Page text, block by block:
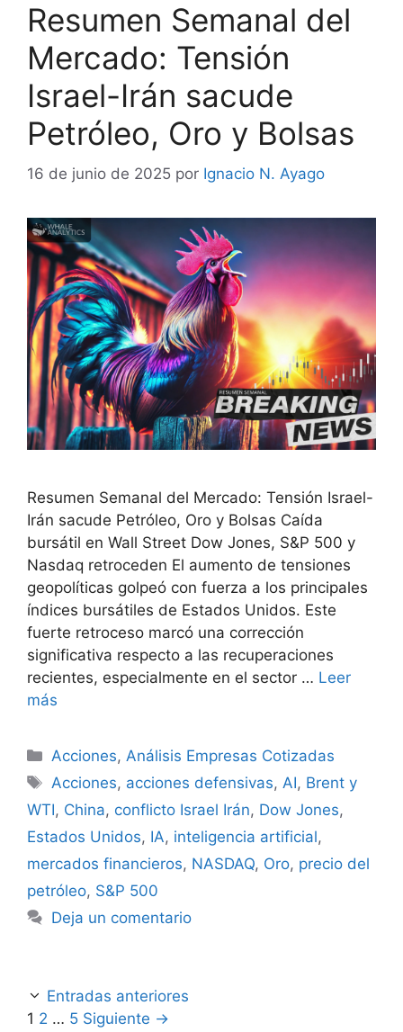
Resumen Semanal del
Mercado: Tensión
Israel-Irán sacude
Petróleo, Oro y Bolsas
16 de junio de 2025 por Ignacio N. Ayago
Resumen Semanal del Mercado: Tensión Israel-
Irán sacude Petróleo, Oro y Bolsas Caída
bursátil en Wall Street Dow Jones, S&P 500 y
Nasdaq retroceden El aumento de tensiones
geopolíticas golpeó con fuerza a los principales
índices bursátiles de Estados Unidos. Este
fuerte retroceso marcó una corrección
significativa respecto a las recuperaciones
recientes, especialmente en el sector … Leer
más
Categorías
Acciones, Análisis Empresas Cotizadas
Etiquetas
Acciones, acciones defensivas, AI, Brent y
WTI, China, conflicto Israel Irán, Dow Jones,
Estados Unidos, IA, inteligencia artificial,
mercados financieros, NASDAQ, Oro, precio del
petróleo, S&P 500
Deja un comentario
Entradas anteriores
Página
1 Página
2 … Página
5 Siguiente →